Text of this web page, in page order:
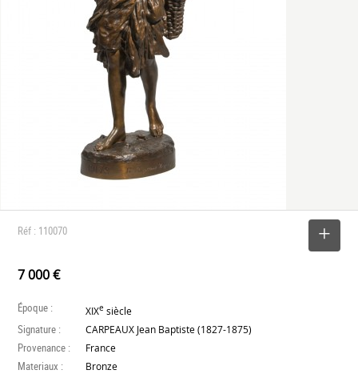
Réf : 110070
7 000 €
Époque : XIXe siècle
Signature : CARPEAUX Jean Baptiste (1827-1875)
Provenance : France
Materiaux : Bronze